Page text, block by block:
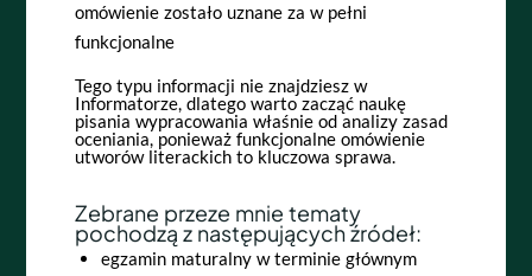
omówienie zostało uznane za w pełni
funkcjonalne
Tego typu informacji nie znajdziesz w
Informatorze, dlatego warto zacząć naukę
pisania wypracowania właśnie od analizy zasad
oceniania, ponieważ funkcjonalne omówienie
utworów literackich to kluczowa sprawa.
Zebrane przeze mnie tematy
pochodzą z następujących źródeł:
egzamin maturalny w terminie głównym